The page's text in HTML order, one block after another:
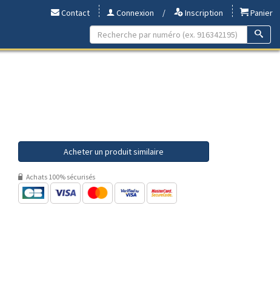
Contact Connexion / Inscription
Panier
Acheter un produit similaire
Achats 100% sécurisés